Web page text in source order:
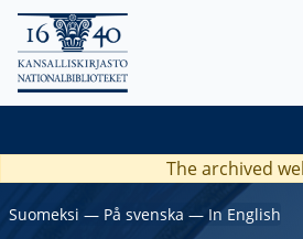
The archived
Suomeksi ― På svenska ― In English